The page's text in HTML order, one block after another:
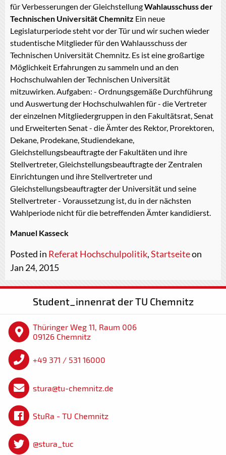
für Verbesserungen der GleichstellungWahlausschuss der
Technischen Universität Chemnitz Ein neue
Legislaturperiode steht vor der Tür und wir suchen wieder
studentische Mitglieder für den Wahlausschuss der
Technischen Universität Chemnitz. Es ist eine großartige
Möglichkeit Erfahrungen zu sammeln und an den
Hochschulwahlen der Technischen Universität
mitzuwirken. Aufgaben: - Ordnungsgemäße Durchführung
und Auswertung der Hochschulwahlen für - die Vertreter
der einzelnen Mitgliedergruppen in den Fakultätsrat, Senat
und Erweiterten Senat - die Ämter des Rektor, Prorektoren,
Dekane, Prodekane, Studiendekane,
Gleichstellungsbeauftragte der Fakultäten und ihre
Stellvertreter, Gleichstellungsbeauftragte der Zentralen
Einrichtungen und ihre Stellvertreter und
Gleichstellungsbeauftragter der Universität und seine
Stellvertreter - Voraussetzung ist, du in der nächsten
Wahlperiode nicht für die betreffenden Ämter kandidierst.
Manuel Kasseck
Posted in Referat Hochschulpolitik,Startseiteon
Jan 24, 2015
Student_innenrat der TU Chemnitz
Thüringer Weg 11, Raum 006
09126 Chemnitz
+49 371 / 531 16000
stura@tu-chemnitz.de
StuRa - TU Chemnitz
@stura_tuc